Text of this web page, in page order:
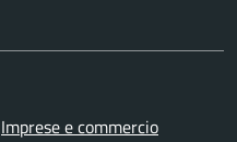
Imprese e commercio